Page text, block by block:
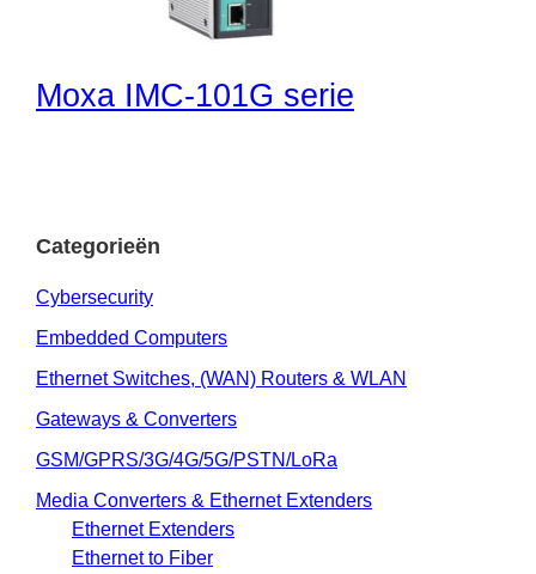
Moxa IMC-101G serie
Categorieën
Cybersecurity
Embedded Computers
Ethernet Switches, (WAN) Routers & WLAN
Gateways & Converters
GSM/GPRS/3G/4G/5G/PSTN/LoRa
Media Converters & Ethernet Extenders
Ethernet Extenders
Ethernet to Fiber